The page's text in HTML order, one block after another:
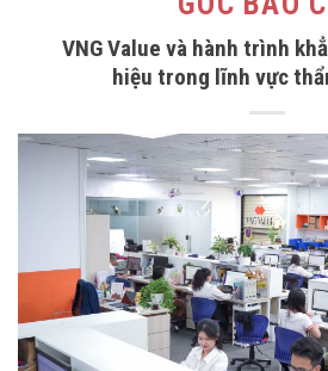
VNG Value và hành trình
hiệu trong lĩnh vực